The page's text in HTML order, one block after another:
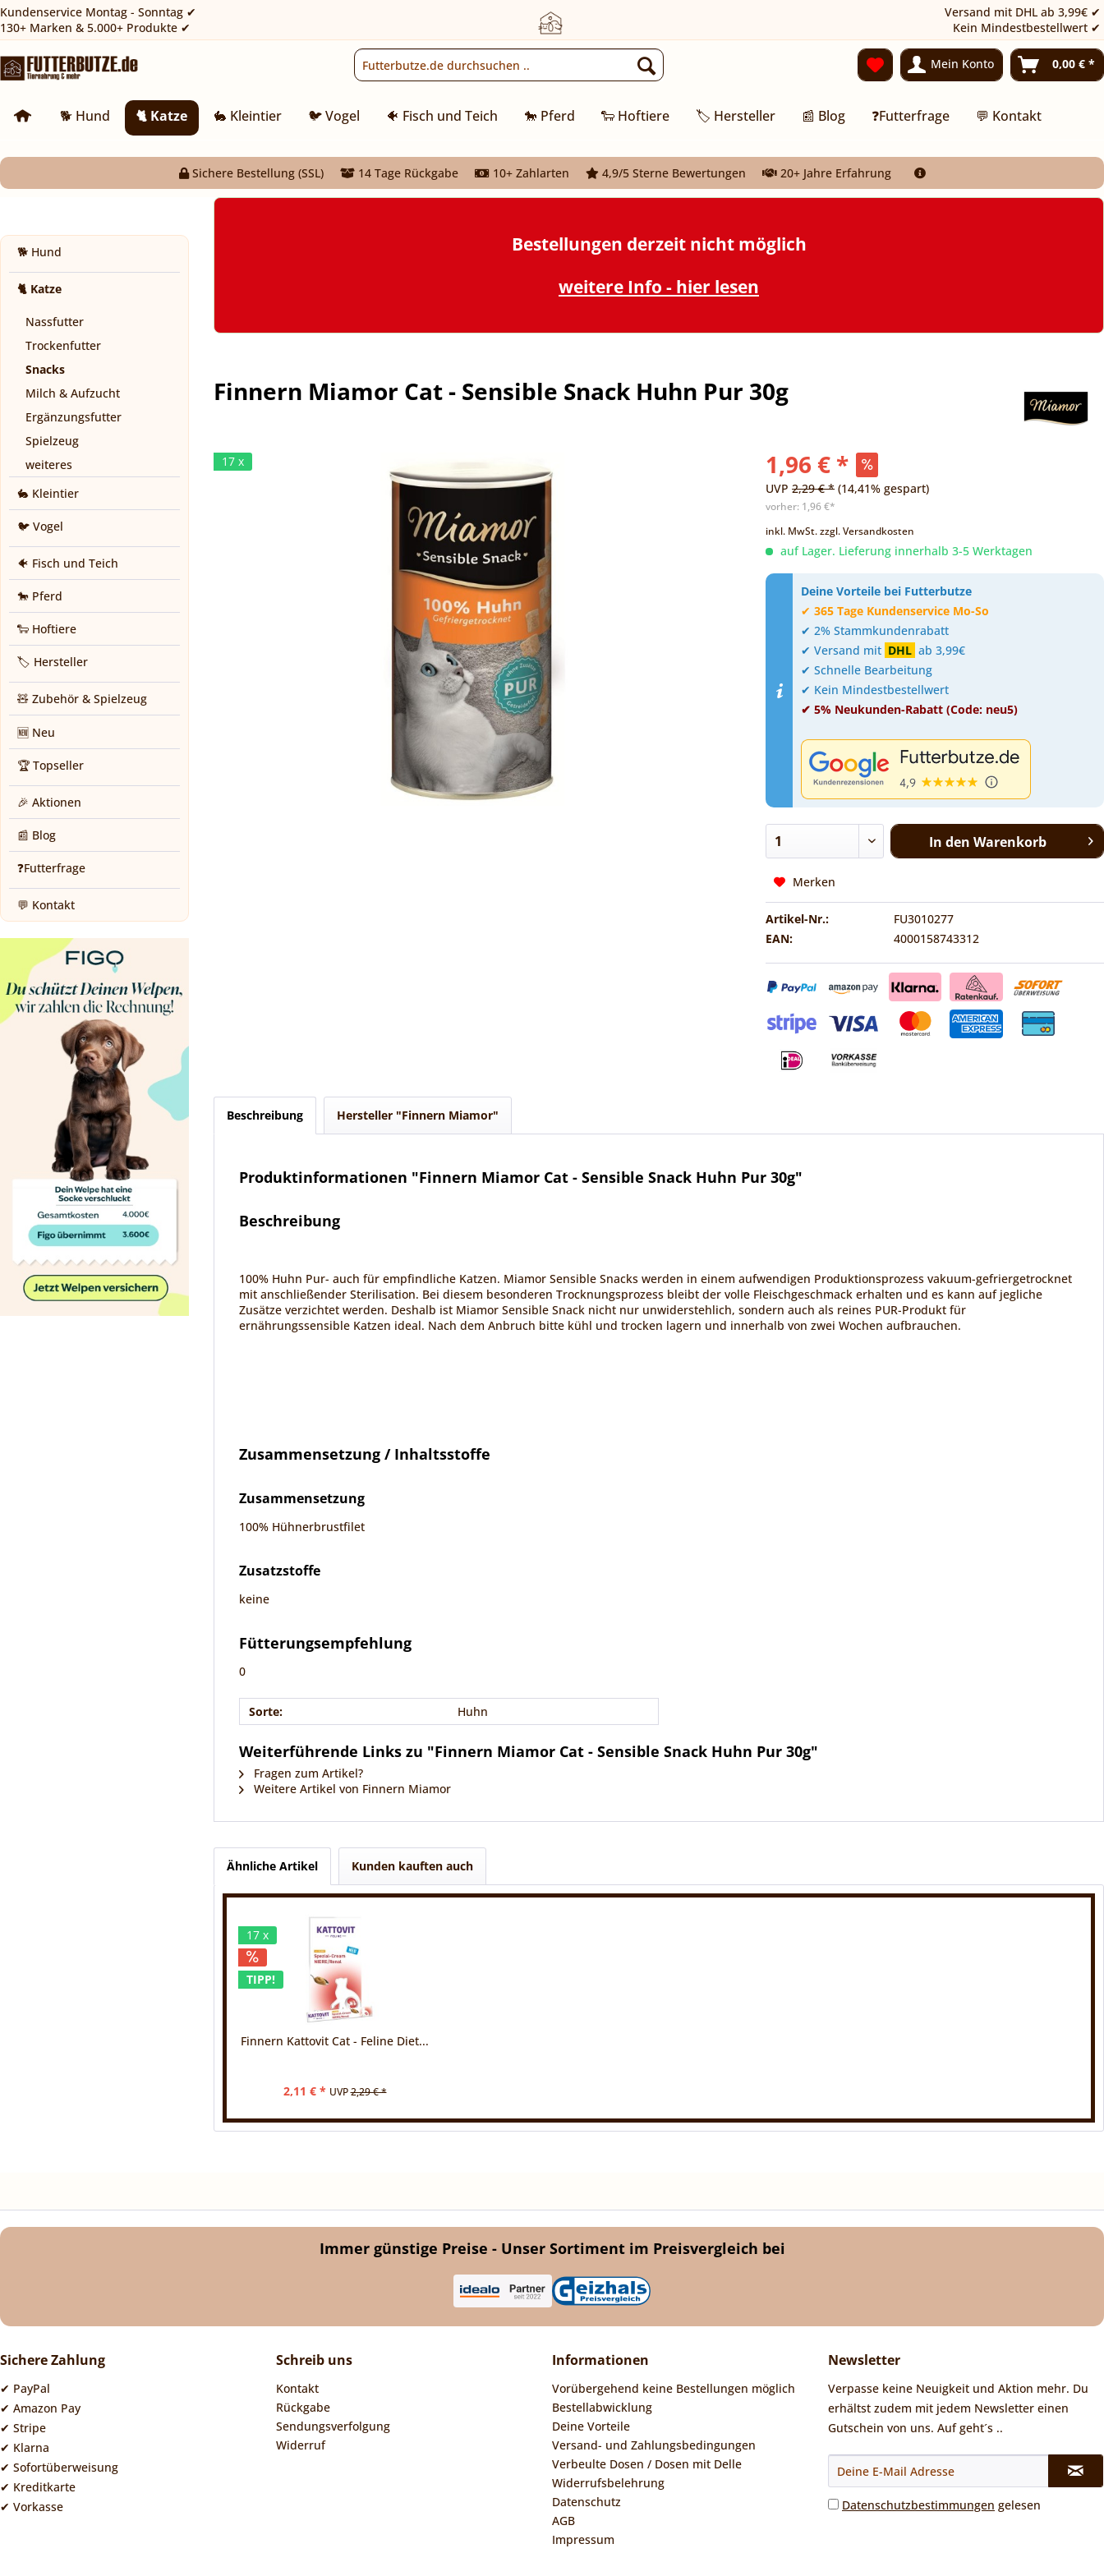
Kundenservice Montag - Sonntag ✔
130+ Marken & 5.000+ Produkte ✔
Versand mit DHL ab 3,99€ ✔
Kein Mindestbestellwert ✔
Mein Konto 0,00 € *
🐕 Hund 🐈 Katze 🐇 Kleintier 🐦 Vogel 🐠 Fisch und Teich 🐎 Pferd 🐑 Hoftiere 🏷️ Hersteller 📰 Blog ❓Futterfrage 💬 Kontakt
Sichere Bestellung (SSL) 14 Tage Rückgabe 10+ Zahlarten 4,9/5 Sterne Bewertungen 20+ Jahre Erfahrung
🐕 Hund
🐈 Katze
Nassfutter
Trockenfutter
Snacks
Milch & Aufzucht
Ergänzungsfutter
Spielzeug
weiteres
🐇 Kleintier
🐦 Vogel
🐠 Fisch und Teich
🐎 Pferd
🐑 Hoftiere
🏷️ Hersteller
🧸 Zubehör & Spielzeug
🆕 Neu
🏆 Topseller
🎉 Aktionen
📰 Blog
❓Futterfrage
💬 Kontakt
Bestellungen derzeit nicht möglich
weitere Info - hier lesen
Finnern Miamor Cat - Sensible Snack Huhn Pur 30g
17 x 1,96 € *
UVP2,29 € * (14,41% gespart)
vorher: 1,96 €*
inkl. MwSt.zzgl. Versandkosten
auf Lager. Lieferung innerhalb 3-5 Werktagen
Deine Vorteile bei Futterbutze
✔365 Tage Kundenservice Mo-So
✔ 2% Stammkundenrabatt
✔ Versand mit DHL ab 3,99€
✔ Schnelle Bearbeitung
✔ Kein Mindestbestellwert
✔ 5% Neukunden-Rabatt (Code: neu5)
In den Warenkorb
Merken
Artikel-Nr.:
FU3010277
EAN:
4000158743312
Beschreibung Hersteller "Finnern Miamor"
Produktinformationen "Finnern Miamor Cat - Sensible Snack Huhn Pur 30g"
Beschreibung
100% Huhn Pur- auch für empfindliche Katzen. Miamor Sensible Snacks werden in einem aufwendigen Produktionsprozess vakuum-gefriergetrocknet
mit anschließender Sterilisation. Bei diesem besonderen Trocknungsprozess bleibt der volle Fleischgeschmack erhalten und es kann auf jegliche
Zusätze verzichtet werden. Deshalb ist Miamor Sensible Snack nicht nur unwiderstehlich, sondern auch als reines PUR-Produkt für
ernährungssensible Katzen ideal. Nach dem Anbruch bitte kühl und trocken lagern und innerhalb von zwei Wochen aufbrauchen.
Zusammensetzung / Inhaltsstoffe
Zusammensetzung
100% Hühnerbrustfilet
Zusatzstoffe
keine
Fütterungsempfehlung
0
Sorte: Huhn
Weiterführende Links zu "Finnern Miamor Cat - Sensible Snack Huhn Pur 30g"
Fragen zum Artikel?
Weitere Artikel von Finnern Miamor
Ähnliche Artikel Kunden kauften auch
17 x
TIPP!
Finnern Kattovit Cat - Feline Diet...
2,11 € * UVP2,29 € *
Immer günstige Preise - Unser Sortiment im Preisvergleich bei
Sichere Zahlung
✔ PayPal
✔ Amazon Pay
✔ Stripe
✔ Klarna
✔ Sofortüberweisung
✔ Kreditkarte
✔ Vorkasse
Schreib uns
Kontakt
Rückgabe
Sendungsverfolgung
Widerruf
Informationen
Vorübergehend keine Bestellungen möglich
Bestellabwicklung
Deine Vorteile
Versand- und Zahlungsbedingungen
Verbeulte Dosen / Dosen mit Delle
Widerrufsbelehrung
Datenschutz
AGB
Impressum
Newsletter
Verpasse keine Neuigkeit und Aktion mehr. Du
erhältst zudem mit jedem Newsletter einen
Gutschein von uns. Auf geht´s ..
Datenschutzbestimmungen gelesen